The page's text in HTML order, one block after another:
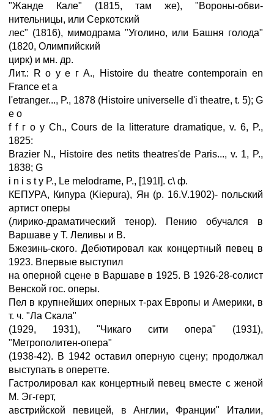
"Жанде Кале" (1815, там же), "Вороны-обви-
нительницы, или Серкотский
лес" (1816), мимодрама "Уголино, или Башня голода"
(1820, Олимпийский
цирк) и мн. др.
Лит.: R о у е г A., Histoire du theatre contemporain en
France et a
l'etranger..., P., 1878 (Histoire universelle d'i theatre, t. 5); G
е о
f f г о y Ch., Cours de la litterature dramatique, v. 6, P.,
1825:
Brazier N., Histoire des netits theatres'de Paris..., v. 1, P.,
1838; G
i n i s t y P., Le melodrame, P., [191l]. c\ ф.
КЕПУРА, Кипура (Kiepura), Ян (p. 16.V.1902)- польский
артист оперы
(лирико-драматический тенор). Пению обучался в
Варшаве у Т. Леливы и В.
Бжезинь-ского. Дебютировал как концертный певец в
1923. Впервые выступил
на оперной сцене в Варшаве в 1925. В 1926-28-солист
Венской гос. оперы.
Пел в крупнейших оперных т-рах Европы и Америки, в
т. ч. "Ла Скала"
(1929, 1931), "Чикаго сити опера" (1931),
"Метрополитен-опера"
(1938-42). В 1942 оставил оперную сцену; продолжал
выступать в оперетте.
Гастролировал как концертный певец вместе с женой
М. Эг-герт,
австрийской певицей, в Англии, Франции" Италии,